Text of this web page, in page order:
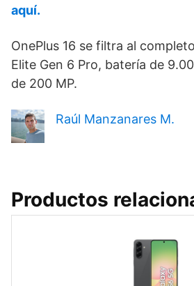
aquí.
OnePlus 16 se filtra al
Elite Gen 6 Pro, batería de
de 200 MP.
Raúl Manzanares M.
Productos